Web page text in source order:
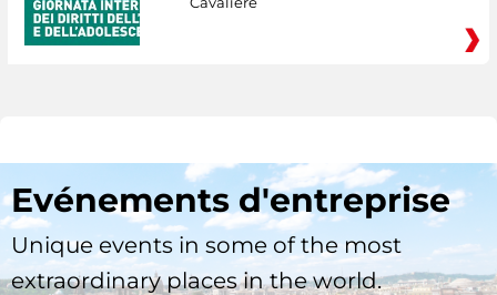
Evénements d'entreprise
Unique events in some of the most
extraordinary places in the world.